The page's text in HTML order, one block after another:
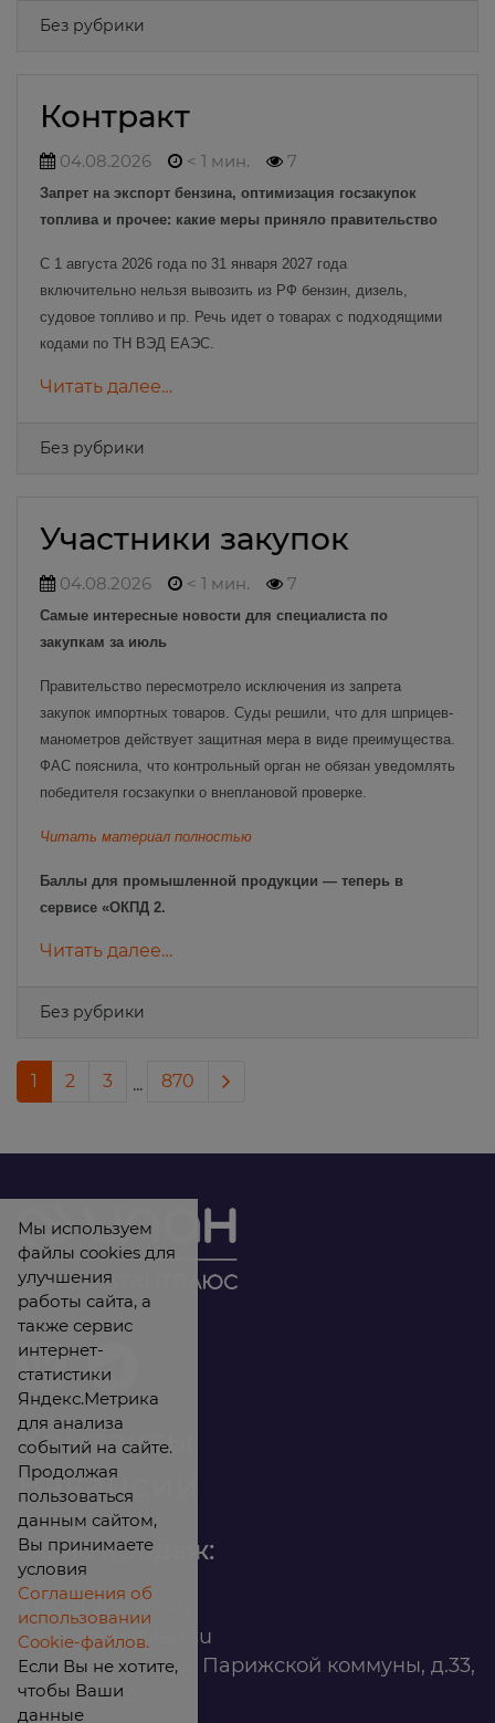
Без рубрики
Контракт
04.08.2026 < 1 мин. 7
Запрет на экспорт бензина, оптимизация госзакупок
топлива и прочее: какие меры приняло правительство
С 1 августа 2026 года по 31 января 2027 года
включительно нельзя вывозить из РФ бензин, дизель,
судовое топливо и пр. Речь идет о товарах с подходящими
кодами по ТН ВЭД ЕАЭС.
Читать далее…
Без рубрики
Участники закупок
04.08.2026 < 1 мин. 7
Самые интересные новости для специалиста по
закупкам за июль
Правительство пересмотрело исключения из запрета
закупок импортных товаров. Суды решили, что для шприцев-
манометров действует защитная мера в виде преимущества.
ФАС пояснила, что контрольный орган не обязан уведомлять
победителя госзакупки о внеплановой проверке.
Читать материал полностью
Баллы для промышленной продукции — теперь в
сервисе «ОКПД 2.
Читать далее…
Без рубрики
1 2 3 ... 870
Контакты
Вакансии
Офис продаж:
infomarket@ilan.su
г. Красноярск, ул. Парижской коммуны, д.33,
помещ. 302
Мы используем
файлы cookies для
улучшения
работы сайта, а
также сервис
интернет-
статистики
Яндекс.Метрика
для анализа
событий на сайте.
Продолжая
пользоваться
данным сайтом,
Вы принимаете
условия
Соглашения об
использовании
Cookie-файлов.
Если Вы не хотите,
чтобы Ваши
данные